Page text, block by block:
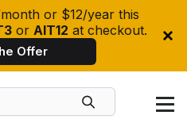
or $12/year this
or AIT12 at checkout.
Offer